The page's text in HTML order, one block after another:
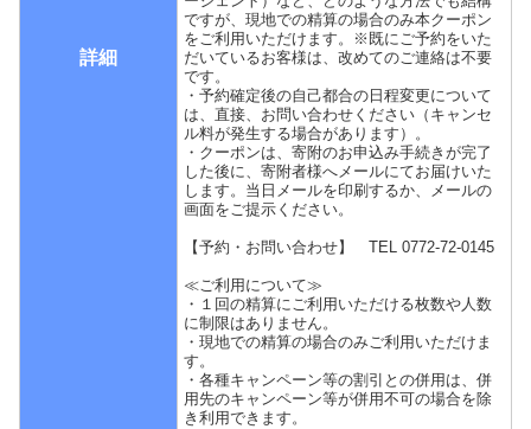
詳細
ですが、現地での精算の場合のみ本クーポン
をご利用いただけます。※既にご予約をいた
だいているお客様は、改めてのご連絡は不要
です。
・予約確定後の自己都合の日程変更について
は、直接、お問い合わせください（キャンセ
ル料が発生する場合があります）。
・クーポンは、寄附のお申込み手続きが完了
した後に、寄附者様へメールにてお届けいた
します。当日メールを印刷するか、メールの
画面をご提示ください。
【予約・お問い合わせ】 TEL 0772-72-0145
≪ご利用について≫
・１回の精算にご利用いただける枚数や人数
に制限はありません。
・現地での精算の場合のみご利用いただけま
す。
・各種キャンペーン等の割引との併用は、併
用先のキャンペーン等が併用不可の場合を除
き利用できます。